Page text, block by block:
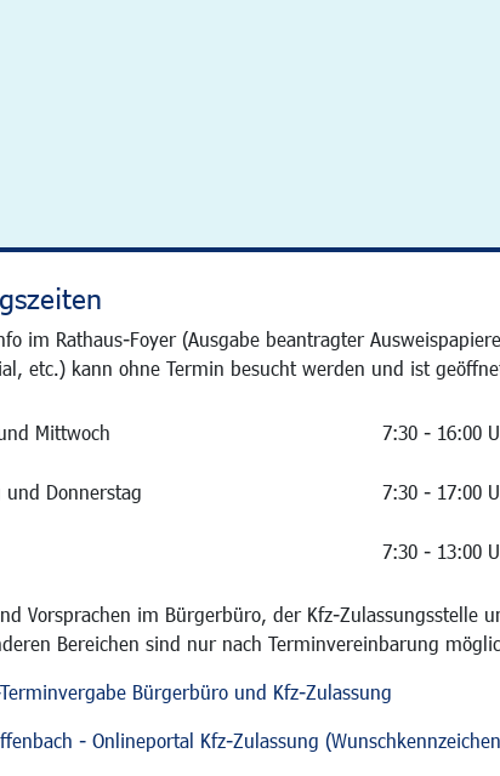
im Rathaus-Foyer (Ausgabe beantragter
etc.) kann ohne Termin besucht werden und ist
Mittwoch 7:30 - 16:00
und Donnerstag 7:30 - 17:00
7:30 - 13:00
Vorsprachen im Bürgerbüro, der Kfz-Zulassungsstelle
Bereichen sind nur nach Terminvereinbarung
Bürgerbüro und Kfz-Zulassung
- Onlineportal Kfz-Zulassung